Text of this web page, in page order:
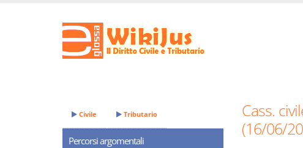
Cass.
(16/06/
Civile Tributario
Percorsi argomentali